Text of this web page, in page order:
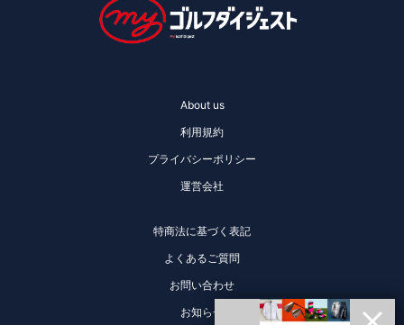
About us
利用規約
プライバシーポリシー
運営会社
特商法に基づく表記
よくあるご質問
お問い合わせ
お知らせ